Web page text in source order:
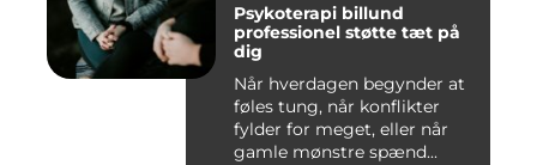
Psykoterapi billund
professionel støtte tæt på
dig
Når hverdagen begynder at
føles tung, når konflikter
fylder for meget, eller når
gamle mønstre spænd...